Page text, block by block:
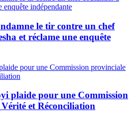
le tir contre un chef
et réclame une enquête
plaide pour une Commission
et Réconciliation